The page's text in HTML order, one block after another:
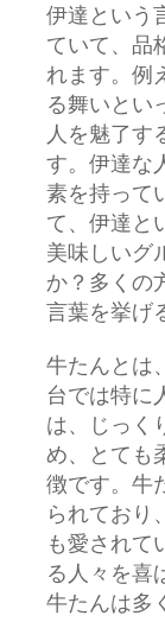
伊達という
ていて、品
れます。例
る舞いとい
人を魅了す
す。伊達な
素を持って
て、伊達と
美味しいグ
か？多くの
言葉を挙げ
牛たんとは
台では特に
は、じっく
め、とても
徴です。牛
られており
も愛されて
る人々を喜
牛たんは多